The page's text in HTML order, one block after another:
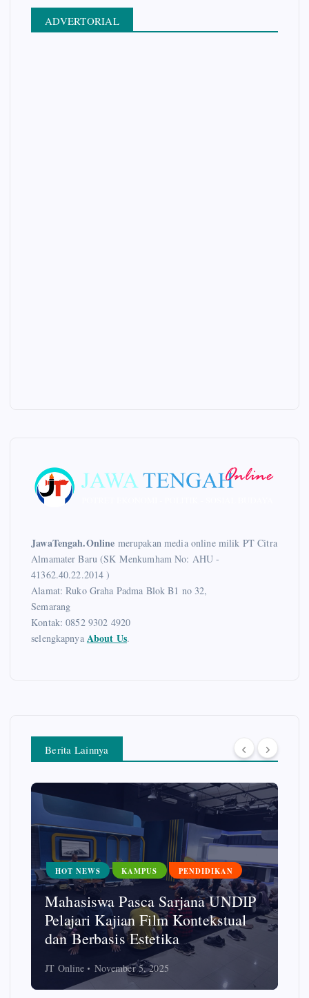
ADVERTORIAL
JawaTengah.Online merupakan media online milik PT Citra
Almamater Baru (SK Menkumham No: AHU -
41362.40.22.2014 )
Alamat: Ruko Graha Padma Blok B1 no 32,
Semarang
Kontak: 0852 9302 4920
selengkapnya About Us.
Berita Lainnya
HOT NEWS KAMPUS PENDIDIKAN
Mahasiswa Pasca Sarjana UNDIP
Pelajari Kajian Film Kontekstual
dan Berbasis Estetika
JT Online November 5, 2025